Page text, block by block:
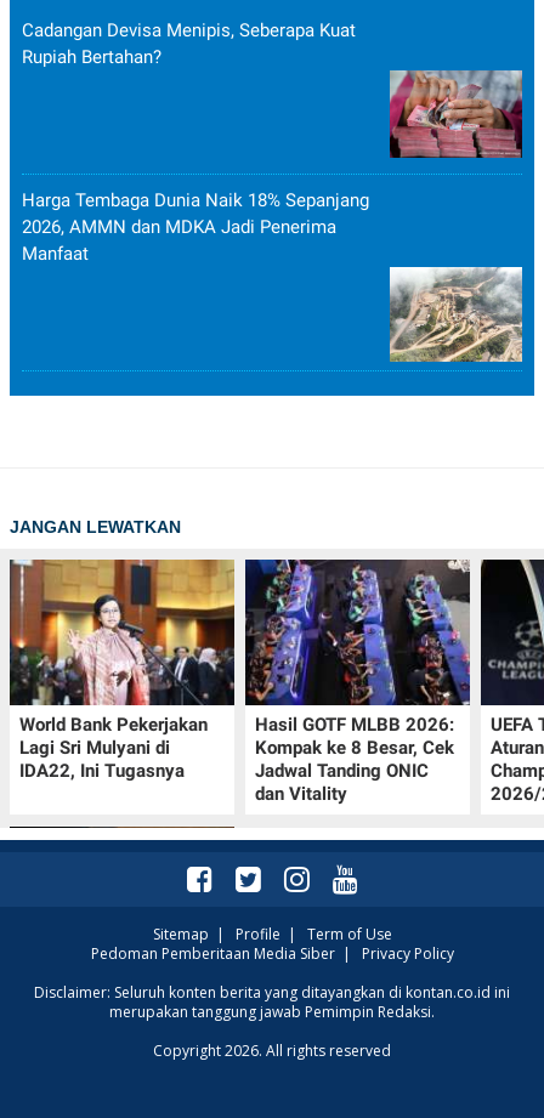
Cadangan Devisa Menipis, Seberapa Kuat
Rupiah Bertahan?
Harga Tembaga Dunia Naik 18% Sepanjang
2026, AMMN dan MDKA Jadi Penerima
Manfaat
JANGAN LEWATKAN
World Bank Pekerjakan
Lagi Sri Mulyani di
IDA22, Ini Tugasnya
Hasil GOTF MLBB 2026:
Kompak ke 8 Besar, Cek
Jadwal Tanding ONIC
dan Vitality
UEFA
2026/
Jadwal Persija vs Arema
FC Perebutan Juara 3
Sitemap | Profile | Term of Use
Pedoman Pemberitaan Media Siber| Privacy Policy
Disclaimer: Seluruh konten berita yang ditayangkan di kontan.co.id ini
merupakan tanggung jawab Pemimpin Redaksi.
Copyright 2026. All rights reserved